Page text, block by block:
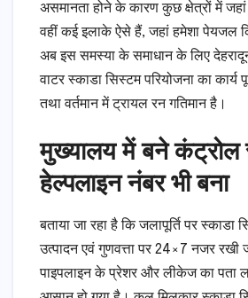
असमानता होने के कारण कुछ क्षेत्रों में जहां
वहीं कई इलाके ऐसे हैं, जहां हमेशा पेयजल
अब इस समस्या के समाधान के लिए देहरादून
वाटर स्काडा सिस्टम परियोजना का कार्य
तथा वर्तमान में ट्रायल रन गतिमान है।
मुख्यालय में बने
हेल्पलाइन नंबर भी बना
बताया जा रहा है कि जलापूर्ति पर स्काडा
उत्पादन एवं गुणवत्ता पर 24×7 नजर रखी
पाइपलाइन के प्रेशर और लीकेज का पता